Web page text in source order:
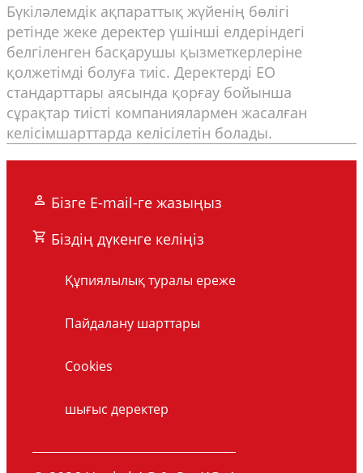
Бүкіләлемдік ақпараттық жүйенің бөлігі
ретінде жеке деректер үшінші елдеріндегі
белгіленген басқарушы қызметкерлеріне
қолжетімді болуға тиіс. Деректерді ЕО
стандарттары аясында қорғау бойынша
сұрақтар тиісті компаниялармен жасалған
келісімшарттарда келісілетін болады.
Бізге E-mail-ге жазыңыз
Біздің дүкенге келіңіз
Құпиялылық туралы ереже
Пайдалану шарттары
Cookies
шығыс деректер